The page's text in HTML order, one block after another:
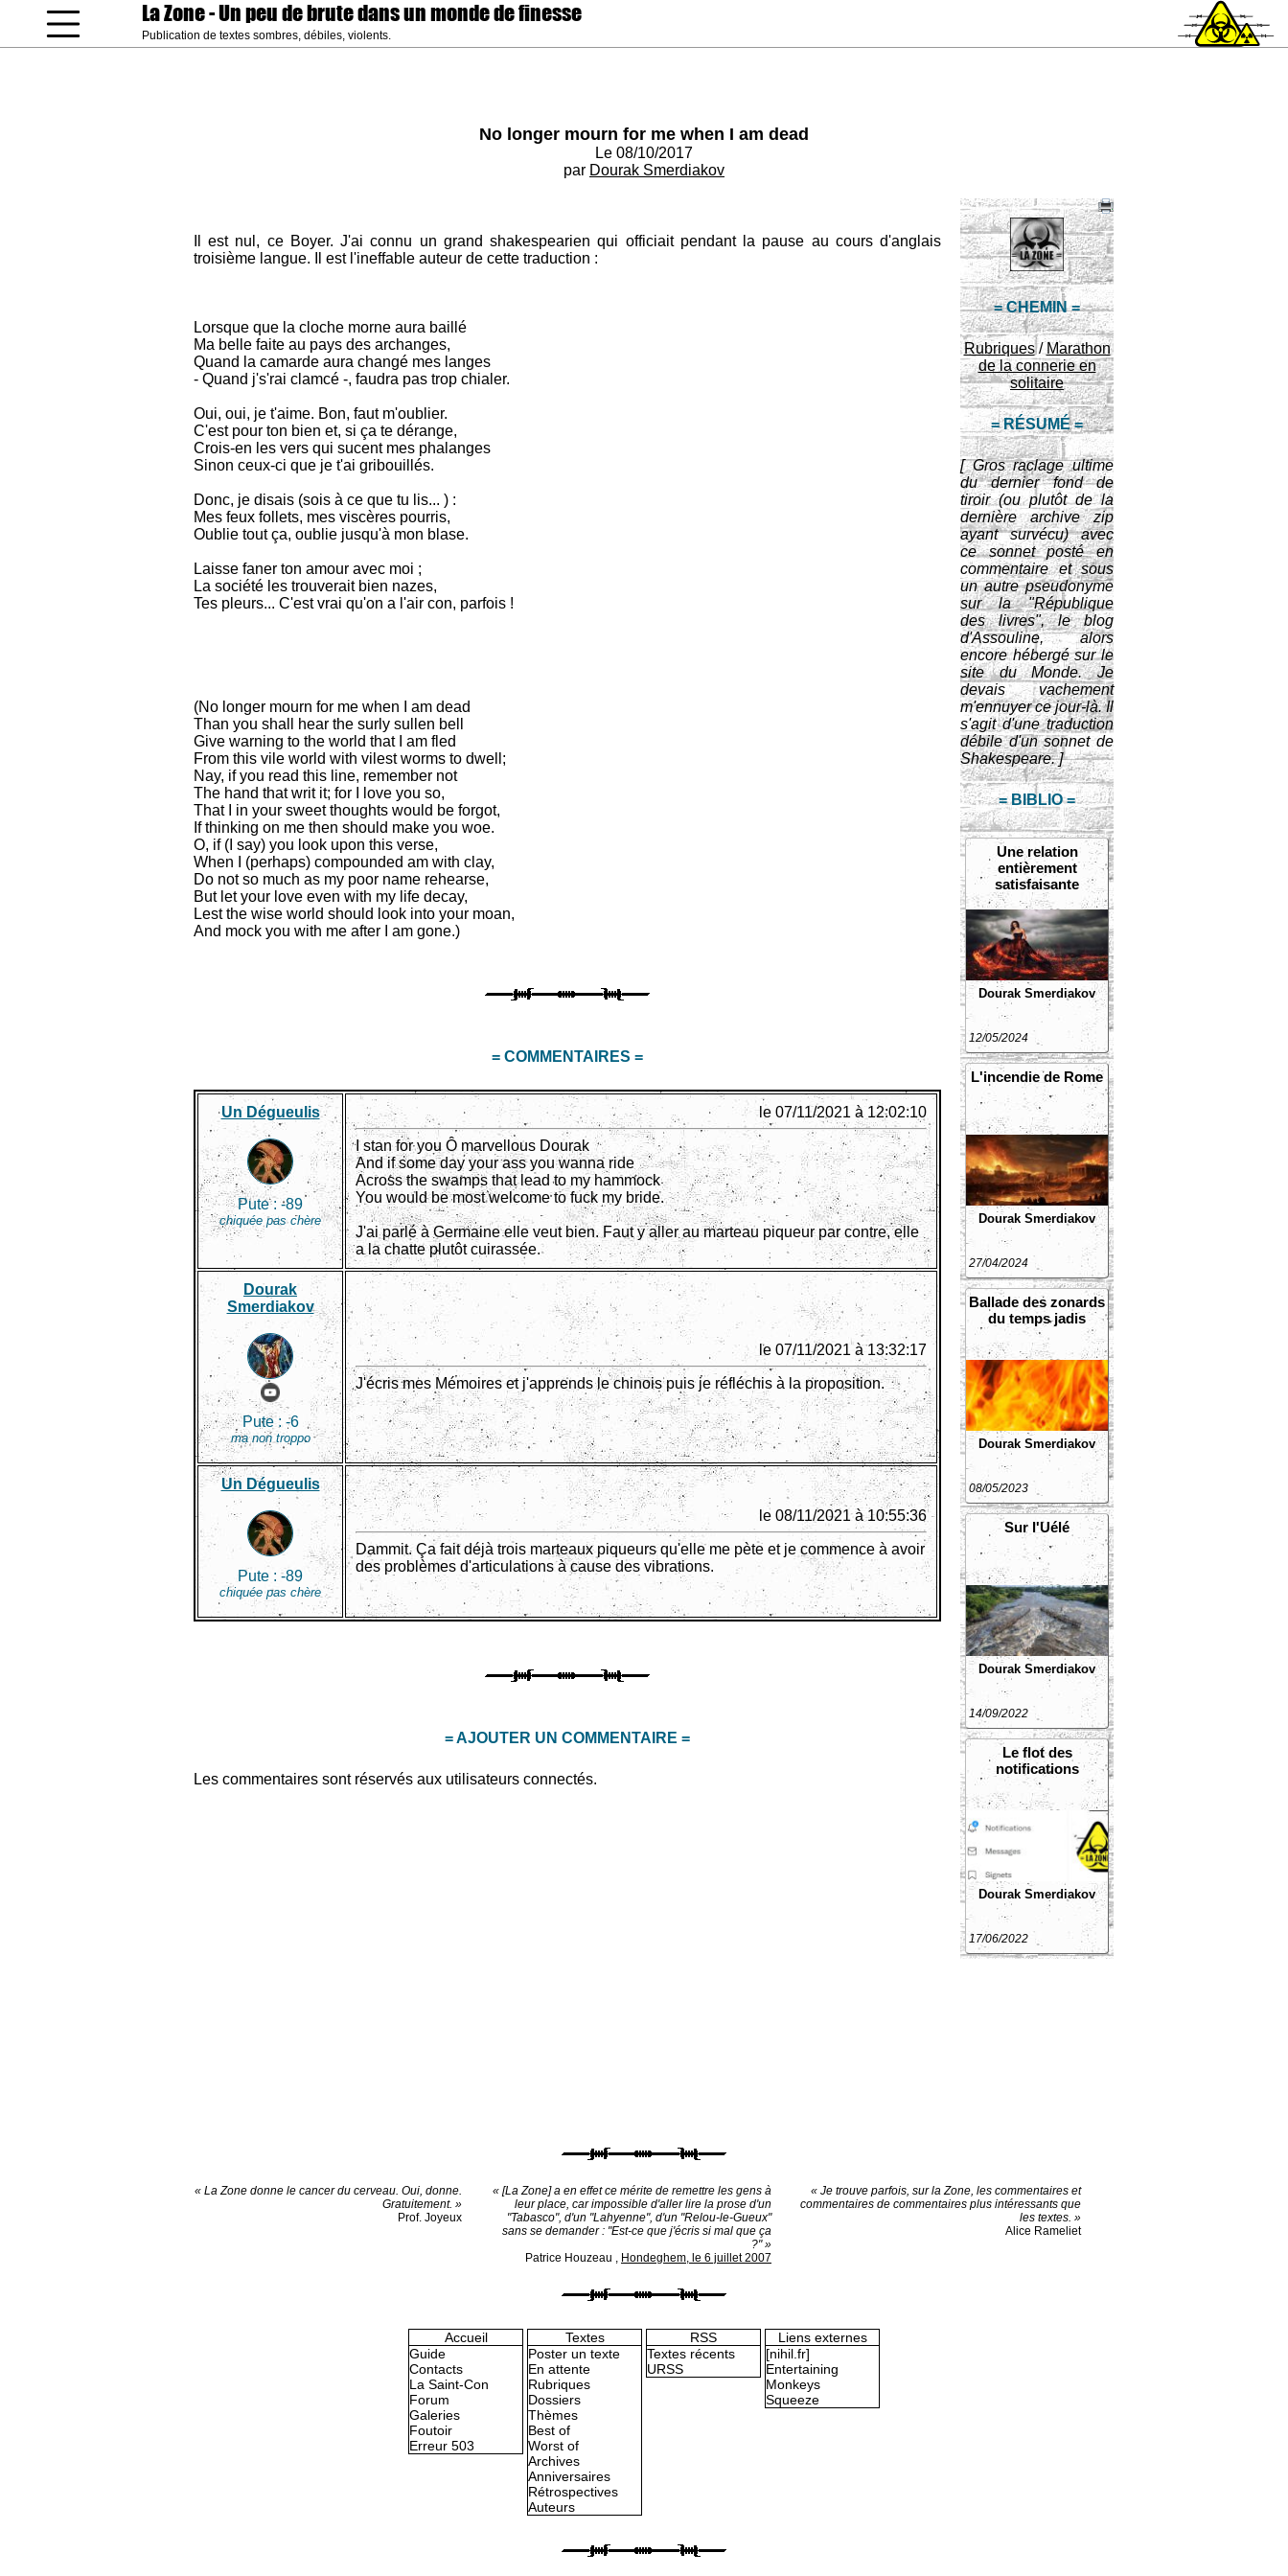
La Zone- Un peu de brute dans un monde de finesse
Publication de textes sombres, débiles, violents.
No longer mourn for me when I am dead
Le 08/10/2017
par Dourak Smerdiakov
= CHEMIN =
Rubriques/ Marathon
de la connerie en
solitaire
= RÉSUMÉ =
[ Gros raclage ultime
du dernier fond de
tiroir (ou plutôt de la
dernière archive zip
ayant survécu) avec
ce sonnet posté en
commentaire et sous
un autre pseudonyme
sur la "République
des livres", le blog
d'Assouline, alors
encore hébergé sur le
site du Monde. Je
devais vachement
m'ennuyer ce jour-là. Il
s'agit d'une traduction
débile d'un sonnet de
Shakespeare. ]
= BIBLIO =
Une relation
entièrement
satisfaisante
Dourak Smerdiakov
12/05/2024
L'incendie de Rome
Dourak Smerdiakov
27/04/2024
Ballade des zonards
du temps jadis
Dourak Smerdiakov
08/05/2023
Sur l'Uélé
Dourak Smerdiakov
14/09/2022
Le flot des
notifications
Dourak Smerdiakov
17/06/2022
Il est nul, ce Boyer. J'ai connu un grand shakespearien qui officiait pendant la pause au cours d'anglais
troisième langue. Il est l'ineffable auteur de cette traduction :
Lorsque que la cloche morne aura baillé
Ma belle faite au pays des archanges,
Quand la camarde aura changé mes langes
- Quand j's'rai clamcé -, faudra pas trop chialer.
Oui, oui, je t'aime. Bon, faut m'oublier.
C'est pour ton bien et, si ça te dérange,
Crois-en les vers qui sucent mes phalanges
Sinon ceux-ci que je t'ai gribouillés.
Donc, je disais (sois à ce que tu lis... ) :
Mes feux follets, mes viscères pourris,
Oublie tout ça, oublie jusqu'à mon blase.
Laisse faner ton amour avec moi ;
La société les trouverait bien nazes,
Tes pleurs... C'est vrai qu'on a l'air con, parfois !
(No longer mourn for me when I am dead
Than you shall hear the surly sullen bell
Give warning to the world that I am fled
From this vile world with vilest worms to dwell;
Nay, if you read this line, remember not
The hand that writ it; for I love you so,
That I in your sweet thoughts would be forgot,
If thinking on me then should make you woe.
O, if (I say) you look upon this verse,
When I (perhaps) compounded am with clay,
Do not so much as my poor name rehearse,
But let your love even with my life decay,
Lest the wise world should look into your moan,
And mock you with me after I am gone.)
= COMMENTAIRES =
Un Dégueulis
Pute :-89
chiquée pas chère
le 07/11/2021 à 12:02:10
I stan for you Ô marvellous Dourak
And if some day your ass you wanna ride
Across the swamps that lead to my hammock
You would be most welcome to fuck my bride.
J'ai parlé à Germaine elle veut bien. Faut y aller au marteau piqueur par contre, elle
a la chatte plutôt cuirassée.
Dourak
Smerdiakov
Pute : -6
ma non troppo
le 07/11/2021 à 13:32:17
J'écris mes Mémoires et j'apprends le chinois puis je réfléchis à la proposition.
Un Dégueulis
Pute : -89
chiquée pas chère
le 08/11/2021 à 10:55:36
Dammit. Ça fait déjà trois marteaux piqueurs qu'elle me pète et je commence à avoir
des problèmes d'articulations à cause des vibrations.
= AJOUTER UN COMMENTAIRE =
Les commentaires sont réservés aux utilisateurs connectés.
« La Zone donne le cancer du cerveau. Oui, donne.
Gratuitement. »
Prof. Joyeux
« [La Zone] a en effet ce mérite de remettre les gens à
leur place, car impossible d'aller lire la prose d'un
"Tabasco", d'un "Lahyenne", d'un "Relou-le-Gueux"
sans se demander : "Est-ce que j'écris si mal que ça
?" »
Patrice Houzeau , Hondeghem, le 6 juillet 2007
« Je trouve parfois, sur la Zone, les commentaires et
commentaires de commentaires plus intéressants que
les textes. »
Alice Rameliet
Accueil
Guide
Contacts
La Saint-Con
Forum
Galeries
Foutoir
Erreur 503
Textes
Poster un texte
En attente
Rubriques
Dossiers
Thèmes
Best of
Worst of
Archives
Anniversaires
Rétrospectives
Auteurs
RSS
Textes récents
URSS
Liens externes
[nihil.fr]
Entertaining
Monkeys
Squeeze